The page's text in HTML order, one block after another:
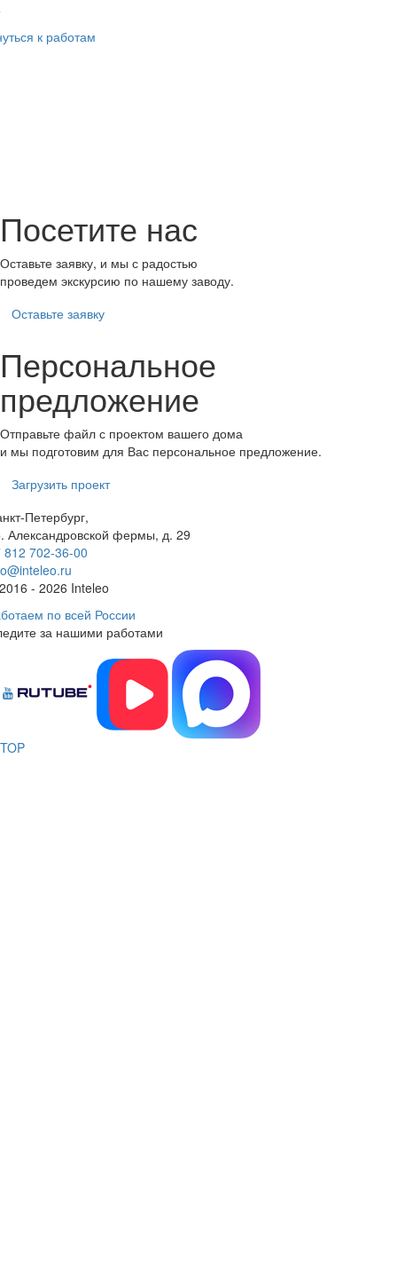
к работам
Посетите нас
Оставьте заявку, и мы с радостью
проведем экскурсию по нашему заводу.
Оставьте заявку
Персональное
предложение
Отправьте файл с проектом вашего дома
и мы подготовим для Вас персональное предложение.
Загрузить проект
Петербург,
Александровской фермы, д. 29
812 702-36-00
- 2026 Inteleo
по всей России
за нашими работами
TOP